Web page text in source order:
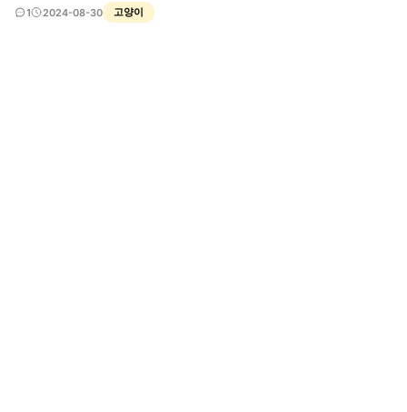
요.. 지켜봤는데 볼일을 보는 건 아니고 위에서 말한 자세로 우우웅거리면서 힘을 몇 번
주다가 그냥 나와요 ㅜㅜ 고양이는 처음 키워보는데 왜 이러는지 알 수 있을까요..? 전
1 2024-08-30 고양이